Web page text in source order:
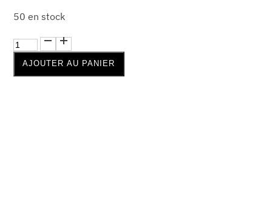
50 en stock
quantité
de
Bougie
AJOUTER AU PANIER